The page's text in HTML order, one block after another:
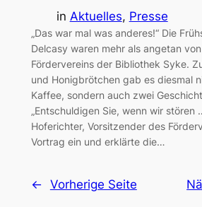
in Aktuelles, Presse
„Das war mal was anderes!“ Die
Delcasy waren mehr als angetan
Fördervereins der Bibliothek Syke.
und Honigbrötchen gab es diesmal
Kaffee, sondern auch zwei
„Entschuldigen Sie, wenn wir stören
Hoferichter, Vorsitzender des
Vortrag ein und erklärte die…
← Vorherige Seite